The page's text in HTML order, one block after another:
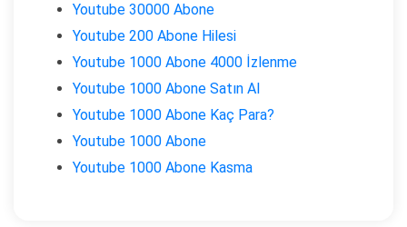
Youtube 30000 Abone
Youtube 200 Abone Hilesi
Youtube 1000 Abone 4000 İzlenme
Youtube 1000 Abone Satın Al
Youtube 1000 Abone Kaç Para?
Youtube 1000 Abone
Youtube 1000 Abone Kasma